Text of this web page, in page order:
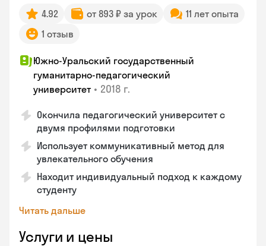
4.92 от 893 ₽ за урок
11 лет опыта
1 отзыв
Южно-Уральский государственный
гуманитарно-педагогический
университет • 2018 г.
Окончила педагогический университет с
двумя профилями подготовки
Использует коммуникативный метод для
увлекательного обучения
Находит индивидуальный подход к каждому
студенту
Читать дальше
Услуги и цены